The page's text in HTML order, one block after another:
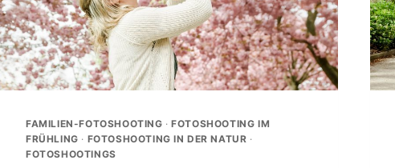
FAMILIEN-FOTOSHOOTING ·FOTOSHOOTING IM
FRÜHLING · FOTOSHOOTING IN DER NATUR ·
FOTOSHOOTINGS